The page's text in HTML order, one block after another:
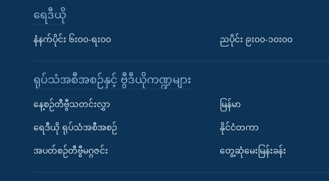
ရေဒီယို
နံနက်ပိုင်း ၆း၀၀-ရး၀၀ ညပိုင်း ၉း၀၀-၁၀း၀၀
ရုပ်သံအစီအစဉ်နှင့် ဗွီဒီယိုကဏ္ဍများ
နေ့စဉ်တီဗွီသတင်းလွှာ
ရေဒီယို ရုပ်သံအစီအစဉ်
အပတ်စဉ်တီဗွီမဂ္ဂဇင်း
မြန်မာ
နိုင်ငံတကာ
တွေ့ဆုံမေးမြန်းခန်း